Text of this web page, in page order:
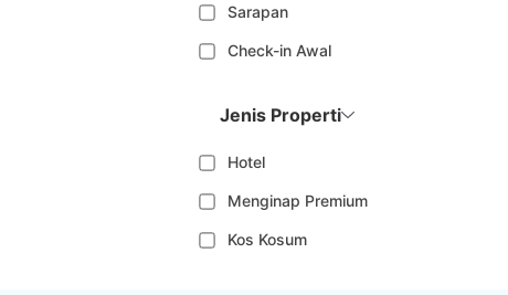
Sarapan
Check-in Awal
Jenis Properti
Hotel
Menginap Premium
Kos Kosum